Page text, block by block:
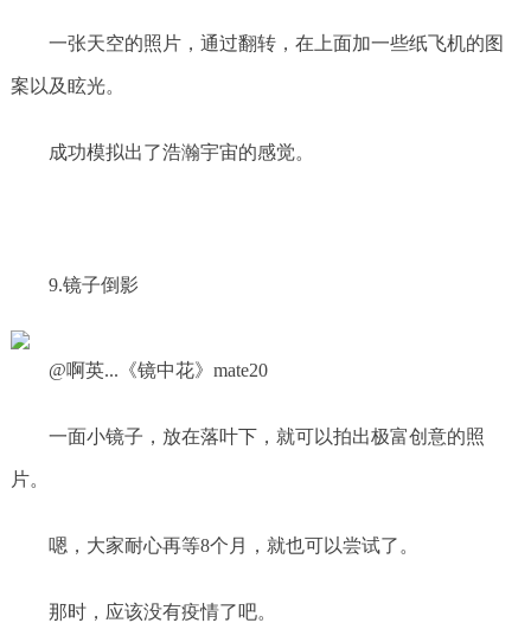
一张天空的照片，通过翻转，在上面加一些纸飞机的图
案以及眩光。
成功模拟出了浩瀚宇宙的感觉。
9.镜子倒影
@啊英...《镜中花》mate20
一面小镜子，放在落叶下，就可以拍出极富创意的照
片。
嗯，大家耐心再等8个月，就也可以尝试了。
那时，应该没有疫情了吧。